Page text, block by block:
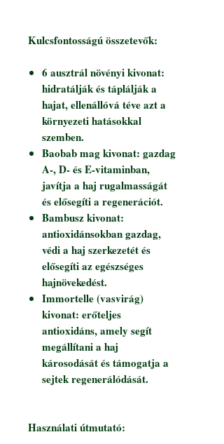
Kulcsfontosságú összetevők:
6 ausztrál növényi kivonat:
hidratálják és táplálják a
hajat, ellenállóvá téve azt a
környezeti hatásokkal
szemben.
Baobab mag kivonat: gazdag
A-, D- és E-vitaminban,
javítja a haj rugalmasságát
és elősegíti a regenerációt.
Bambusz kivonat:
antioxidánsokban gazdag,
védi a haj szerkezetét és
elősegíti az egészséges
hajnövekedést.
Immortelle (vasvirág)
kivonat: erőteljes
antioxidáns, amely segít
megállítani a haj
károsodását és támogatja a
sejtek regenerálódását.
Használati útmutató: